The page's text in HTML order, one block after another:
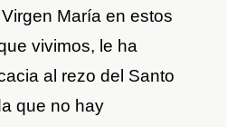
María en estos
vivimos, le ha
al rezo del Santo
que no hay